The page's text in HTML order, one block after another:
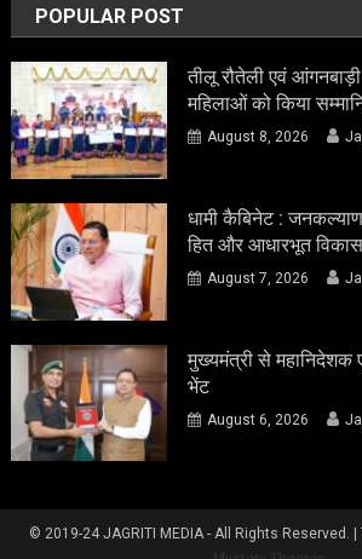
POPULAR POST
तीलू रौतेली एवं
महिलाओं को किया
August 8, 2026
धामी कैबिनेट :
हित और आधारभूत
August 7, 2026
मुख्यमंत्री से महानिदेशक
भेंट
August 6, 2026
© 2019-24 JAGRITI MEDIA - All Rights Reserved.